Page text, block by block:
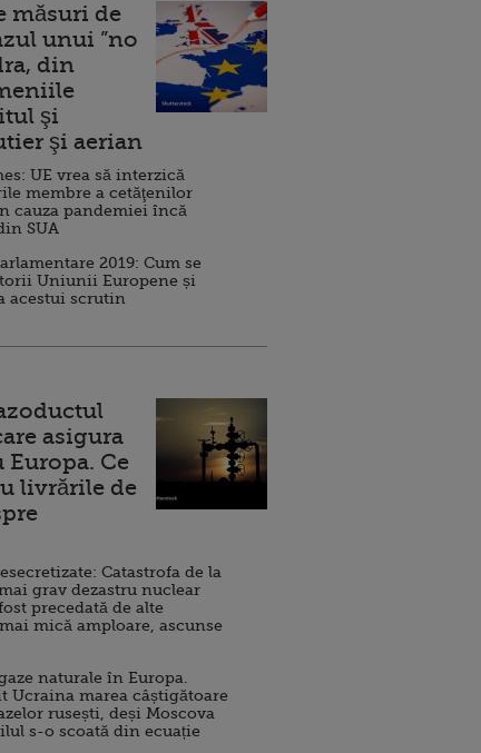
măsuri de
unui ”no
din
şi
şi aerian
UE vrea să interzică
membre a cetăţenilor
cauza pandemiei încă
SUA
2019: Cum se
Uniunii Europene și
acestui scrutin
asigura
Europa. Ce
livrările de
Catastrofa de la
grav dezastru nuclear
precedată de alte
mică amploare, ascunse
naturale în Europa.
Ucraina marea câștigătoare
rusești, deși Moscova
s-o scoată din ecuație